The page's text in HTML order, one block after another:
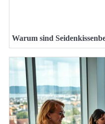
Warum sind